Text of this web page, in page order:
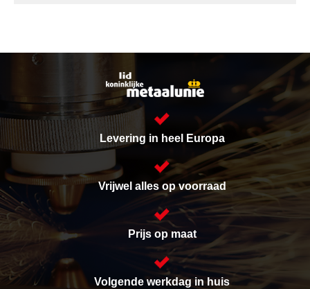
Levering in heel Europa
Vrijwel alles op voorraad
Prijs op maat
Volgende werkdag in huis